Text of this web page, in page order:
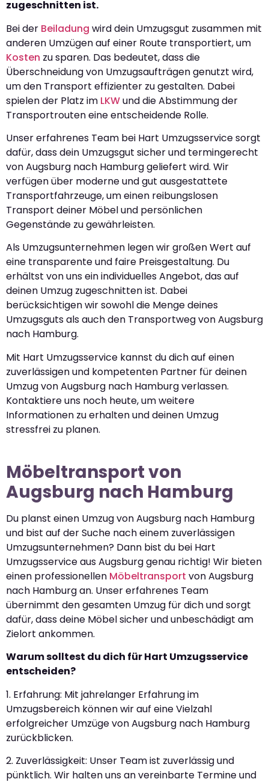
zugeschnitten ist.
Bei der Beiladung wird dein Umzugsgut zusammen mit
anderen Umzügen auf einer Route transportiert, um
Kosten zu sparen. Das bedeutet, dass die
Überschneidung von Umzugsaufträgen genutzt wird,
um den Transport effizienter zu gestalten. Dabei
spielen der Platz im LKWund die Abstimmung der
Transportrouten eine entscheidende Rolle.
Unser erfahrenes Team bei Hart Umzugsservice sorgt
dafür, dass dein Umzugsgut sicher und termingerecht
von Augsburg nach Hamburg geliefert wird. Wir
verfügen über moderne und gut ausgestattete
Transportfahrzeuge, um einen reibungslosen
Transport deiner Möbel und persönlichen
Gegenstände zu gewährleisten.
Als Umzugsunternehmen legen wir großen Wert auf
eine transparente und faire Preisgestaltung. Du
erhältst von uns ein individuelles Angebot, das auf
deinen Umzug zugeschnitten ist. Dabei
berücksichtigen wir sowohl die Menge deines
Umzugsguts als auch den Transportweg von Augsburg
nach Hamburg.
Mit Hart Umzugsservice kannst du dich auf einen
zuverlässigen und kompetenten Partner für deinen
Umzug von Augsburg nach Hamburg verlassen.
Kontaktiere uns noch heute, um weitere
Informationen zu erhalten und deinen Umzug
stressfrei zu planen.
Möbeltransport von
Augsburg nach Hamburg
Du planst einen Umzug von Augsburg nach Hamburg
und bist auf der Suche nach einem zuverlässigen
Umzugsunternehmen? Dann bist du bei Hart
Umzugsservice aus Augsburg genau richtig! Wir bieten
einen professionellen Möbeltransport von Augsburg
nach Hamburg an. Unser erfahrenes Team
übernimmt den gesamten Umzug für dich und sorgt
dafür, dass deine Möbel sicher und unbeschädigt am
Zielort ankommen.
Warum solltest du dich für Hart Umzugsservice
entscheiden?
1. Erfahrung: Mit jahrelanger Erfahrung im
Umzugsbereich können wir auf eine Vielzahl
erfolgreicher Umzüge von Augsburg nach Hamburg
zurückblicken.
2. Zuverlässigkeit: Unser Team ist zuverlässig und
pünktlich. Wir halten uns an vereinbarte Termine und